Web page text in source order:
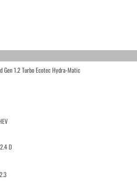
Gen 1.2 Turbo Ecotec Hydra-Matic
D